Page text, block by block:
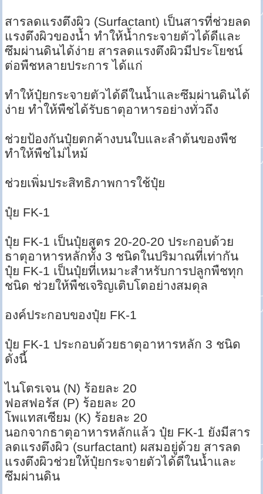
สารลดแรงตึงผิว (Surfactant) เป็นสารที่ช่วยลด
แรงตึงผิวของน้ำ ทำให้น้ำกระจายตัวได้ดีและ
ซึมผ่านดินได้ง่าย สารลดแรงตึงผิวมีประโยชน์
ต่อพืชหลายประการ ได้แก่
ทำให้ปุ๋ยกระจายตัวได้ดีในน้ำและซึมผ่านดินได้
ง่าย ทำให้พืชได้รับธาตุอาหารอย่างทั่วถึง
ช่วยป้องกันปุ๋ยตกค้างบนใบและลำต้นของพืช
ทำให้พืชไม่ไหม้
ช่วยเพิ่มประสิทธิภาพการใช้ปุ๋ย
ปุ๋ย FK-1
ปุ๋ย FK-1 เป็นปุ๋ยสูตร 20-20-20 ประกอบด้วย
ธาตุอาหารหลักทั้ง 3 ชนิดในปริมาณที่เท่ากัน
ปุ๋ย FK-1 เป็นปุ๋ยที่เหมาะสำหรับการปลูกพืชทุก
ชนิด ช่วยให้พืชเจริญเติบโตอย่างสมดุล
องค์ประกอบของปุ๋ย FK-1
ปุ๋ย FK-1 ประกอบด้วยธาตุอาหารหลัก 3 ชนิด
ดังนี้
ไนโตรเจน (N) ร้อยละ 20
ฟอสฟอรัส (P) ร้อยละ 20
โพแทสเซียม (K) ร้อยละ 20
นอกจากธาตุอาหารหลักแล้ว ปุ๋ย FK-1 ยังมีสาร
ลดแรงตึงผิว (surfactant) ผสมอยู่ด้วย สารลด
แรงตึงผิวช่วยให้ปุ๋ยกระจายตัวได้ดีในน้ำและ
ซึมผ่านดิน